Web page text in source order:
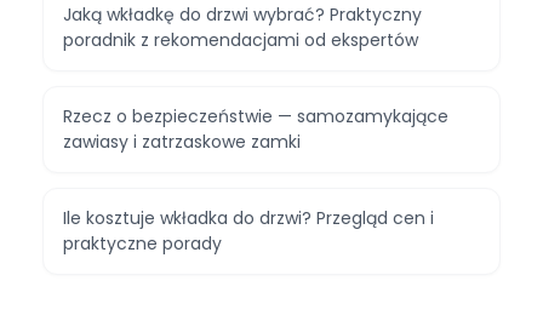
Jaką wkładkę do drzwi wybrać? Praktyczny
poradnik z rekomendacjami od ekspertów
Rzecz o bezpieczeństwie — samozamykające
zawiasy i zatrzaskowe zamki
Ile kosztuje wkładka do drzwi? Przegląd cen i
praktyczne porady